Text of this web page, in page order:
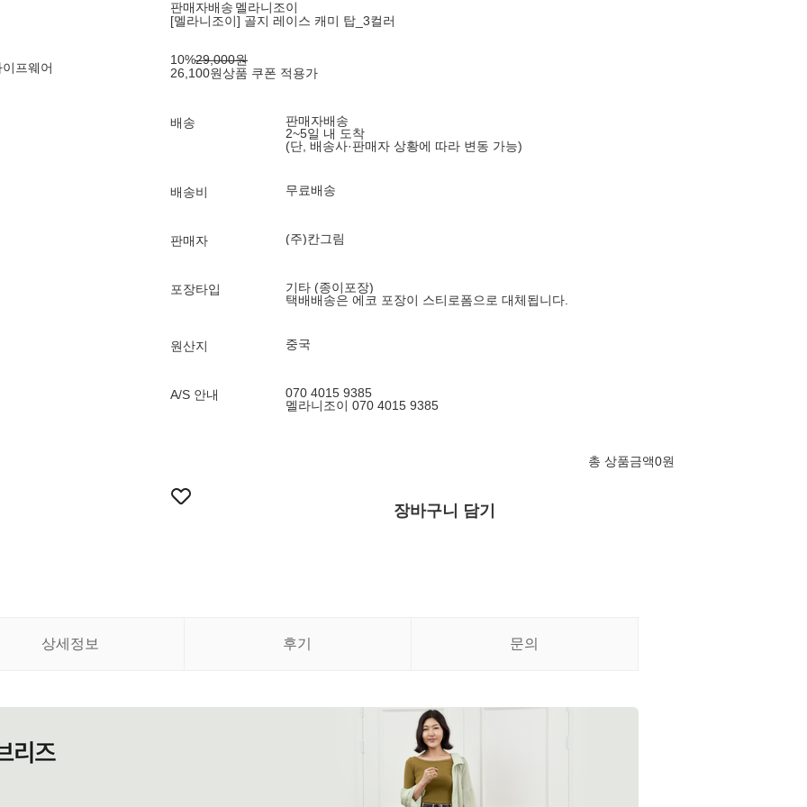
프웨어
판매자배송 멜라니조이
[멜라니조이] 골지 레이스 캐미 탑_3컬러
10%29,000원
26,100원상품 쿠폰 적용가
배송
판매자배송
2~5일 내 도착
(단, 배송사·판매자 상황에 따라 변동 가능)
배송비 무료배송
판매자 (주)칸그림
포장타입
기타 (종이포장)
택배배송은 에코 포장이 스티로폼으로 대체됩니다.
원산지 중국
A/S 안내
070 4015 9385
멜라니조이 070 4015 9385
총 상품금액0원
장바구니 담기
상세정보 후기 문의